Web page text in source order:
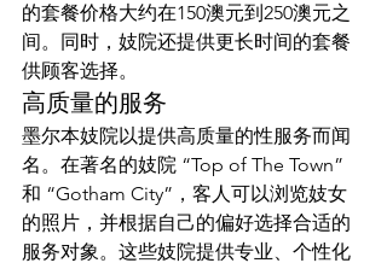
的套餐价格大约在150澳元到250澳元之
间。同时，妓院还提供更长时间的套餐
供顾客选择。
高质量的服务
墨尔本妓院以提供高质量的性服务而闻
名。在著名的妓院 “Top of The Town”
和 “Gotham City”，客人可以浏览妓女
的照片，并根据自己的偏好选择合适的
服务对象。这些妓院提供专业、个性化